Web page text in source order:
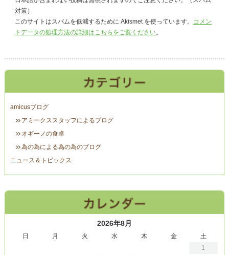
対策）
このサイトはスパムを低減するために Akismet を使っています。 コメン
トデータの処理方法の詳細はこちらをご覧ください。
amicusブログ
アミークススタッフによるブログ
オギーノの食卓
為の為による為の為のブログ
ニュース＆トピックス
2026年8月
日 月 火 水 木 金
土
1